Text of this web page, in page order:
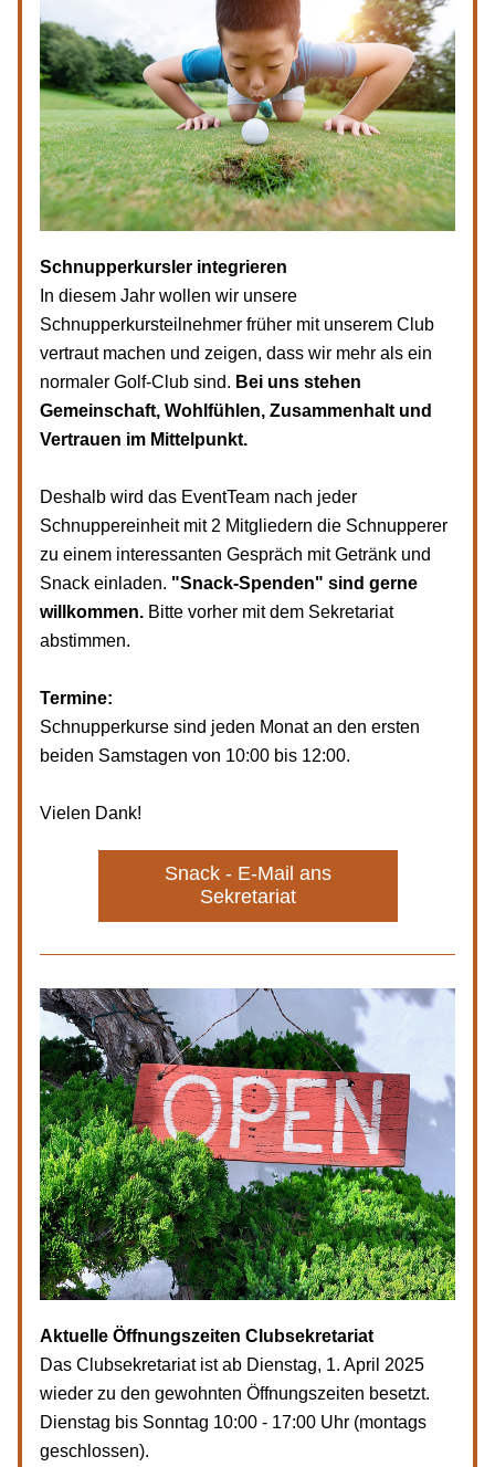
Schnupperkursler integrieren
In diesem Jahr wollen wir unsere
Schnupperkursteilnehmer früher mit unserem Club
vertraut machen und zeigen, dass wir mehr als ein
normaler Golf-Club sind. Bei uns stehen
Gemeinschaft, Wohlfühlen, Zusammenhalt und
Vertrauen im Mittelpunkt.
Deshalb wird das EventTeam nach jeder
Schnuppereinheit mit 2 Mitgliedern die Schnupperer
zu einem interessanten Gespräch mit Getränk und
Snack einladen. "Snack-Spenden" sind gerne
willkommen. Bitte vorher mit dem Sekretariat
abstimmen.
Termine:
Schnupperkurse sind jeden Monat an den ersten
beiden Samstagen von 10:00 bis 12:00.
Vielen Dank!
Snack - E-Mail ans
Sekretariat
Aktuelle Öffnungszeiten Clubsekretariat
Das Clubsekretariat ist ab Dienstag, 1. April 2025
wieder zu den gewohnten Öffnungszeiten besetzt.
Dienstag bis Sonntag 10:00 - 17:00 Uhr (montags
geschlossen).